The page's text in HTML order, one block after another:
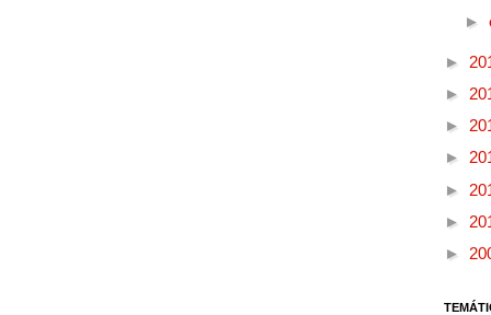
►
►
►
►
►
►
►
►